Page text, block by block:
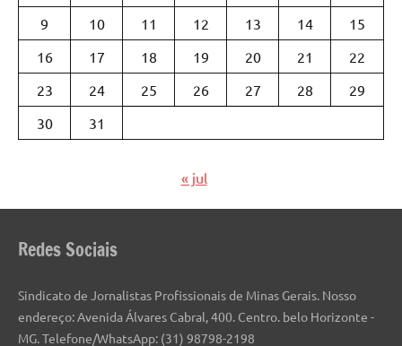
9
10 11 12 13 14
15
16
17 18 19 20 21
22
23
24 25 26 27 28
29
30
31
« jul
Redes Sociais
Sindicato de Jornalistas Profissionais de Minas Gerais. Nosso
endereço: Avenida Álvares Cabral, 400. Centro. belo Horizonte -
MG. Telefone/WhatsApp: (31) 98798-2198